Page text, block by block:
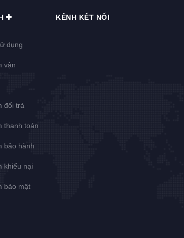
dụng
vận
đổi trả
thanh toán
bảo hành
khiếu nại
bảo mật
KÊNH KẾT NỐI